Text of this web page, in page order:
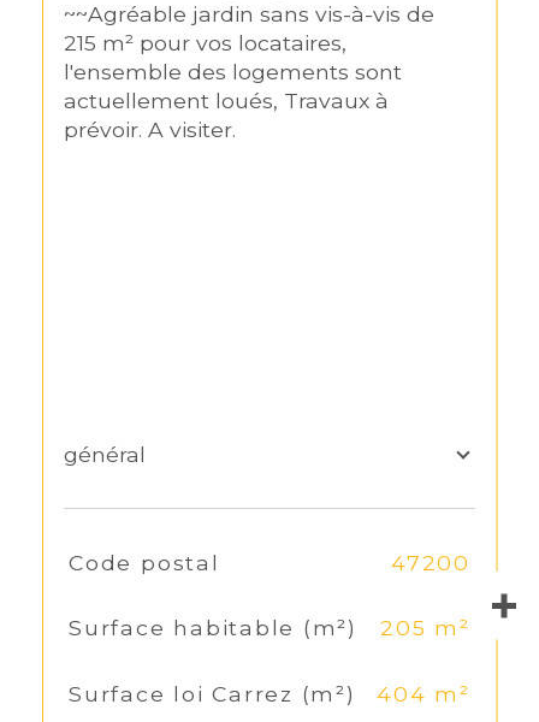
~~Agréable jardin sans vis-à-vis de
215 m² pour vos locataires,
l'ensemble des logements sont
actuellement loués, Travaux à
prévoir. A visiter.
général
TRAD_SIROCCO_Caracteristique Valeurs
Code postal 47200
Surface habitable (m²) 205 m²
Surface loi Carrez (m²) 404 m²